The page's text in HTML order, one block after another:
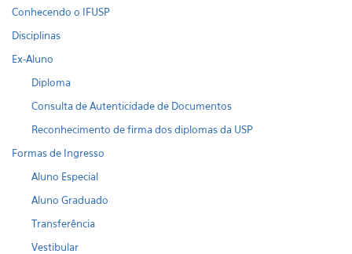
Conhecendo o IFUSP
Disciplinas
Ex-Aluno
Diploma
Consulta de Autenticidade de Documentos
Reconhecimento de firma dos diplomas da USP
Formas de Ingresso
Aluno Especial
Aluno Graduado
Transferência
Vestibular